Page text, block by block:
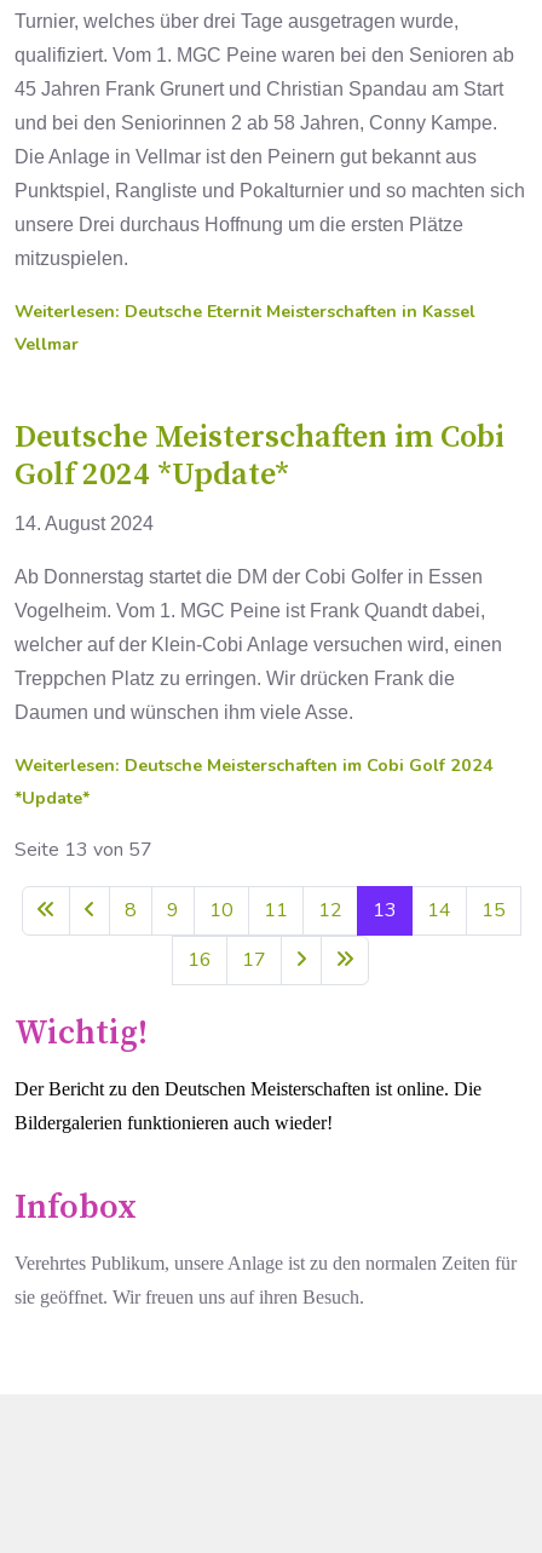
Turnier, welches über drei Tage ausgetragen wurde,
qualifiziert. Vom 1. MGC Peine waren bei den Senioren ab
45 Jahren Frank Grunert und Christian Spandau am Start
und bei den Seniorinnen 2 ab 58 Jahren, Conny Kampe.
Die Anlage in Vellmar ist den Peinern gut bekannt aus
Punktspiel, Rangliste und Pokalturnier und so machten sich
unsere Drei durchaus Hoffnung um die ersten Plätze
mitzuspielen.
Weiterlesen: Deutsche Eternit Meisterschaften in Kassel
Vellmar
Deutsche Meisterschaften im Cobi
Golf 2024 *Update*
14. August 2024
Ab Donnerstag startet die DM der Cobi Golfer in Essen
Vogelheim. Vom 1. MGC Peine ist Frank Quandt dabei,
welcher auf der Klein-Cobi Anlage versuchen wird, einen
Treppchen Platz zu erringen. Wir drücken Frank die
Daumen und wünschen ihm viele Asse.
Weiterlesen: Deutsche Meisterschaften im Cobi Golf 2024
*Update*
Seite 13 von 57
8 9 10 11 12 13 14
15
16
17
Wichtig!
Der Bericht zu den Deutschen Meisterschaften ist online. Die
Bildergalerien funktionieren auch wieder!
Infobox
Verehrtes Publikum, unsere Anlage ist zu den normalen Zeiten für
sie geöffnet. Wir freuen uns auf ihren Besuch.